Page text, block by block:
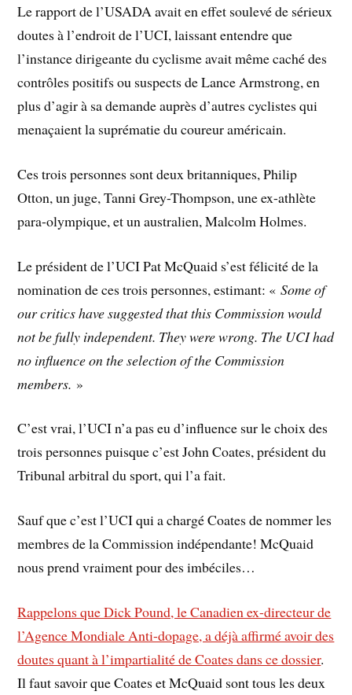
Le rapport de l’USADA avait en effet soulevé de sérieux
doutes à l’endroit de l’UCI, laissant entendre que
l’instance dirigeante du cyclisme avait même caché des
contrôles positifs ou suspects de Lance Armstrong, en
plus d’agir à sa demande auprès d’autres cyclistes qui
menaçaient la suprématie du coureur américain.
Ces trois personnes sont deux britanniques, Philip
Otton, un juge, Tanni Grey-Thompson, une ex-athlète
para-olympique, et un australien, Malcolm Holmes.
Le président de l’UCI Pat McQuaid s’est félicité de la
nomination de ces trois personnes, estimant: «Some of
our critics have suggested that this Commission would
not be fully independent. They were wrong. The UCI had
no influence on the selection of the Commission
members. »
C’est vrai, l’UCI n’a pas eu d’influence sur le choix des
trois personnes puisque c’est John Coates, président du
Tribunal arbitral du sport, qui l’a fait.
Sauf que c’est l’UCI qui a chargé Coates de nommer les
membres de la Commission indépendante! McQuaid
nous prend vraiment pour des imbéciles…
Rappelons que Dick Pound, le Canadien ex-directeur de
l’Agence Mondiale Anti-dopage, a déjà affirmé avoir des
doutes quant à l’impartialité de Coates dans ce dossier.
Il faut savoir que Coates et McQuaid sont tous les deux